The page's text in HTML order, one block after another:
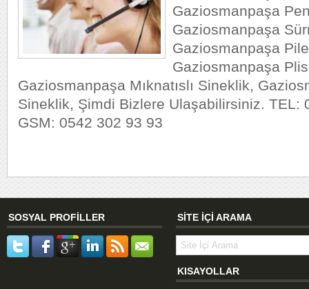
Gaziosmanpaşa
Gaziosmanpaşa
Gaziosmanpaşa
Gaziosmanpaşa
Gaziosmanpaşa Mıknatıslı Sineklik,
Sineklik, Şimdi Bizlere Ulaşabilirsiniz. TEL:
GSM: 0542 302 93 93
SOSYAL PROFİLLER SİTE İÇİ ARAMA
KISAYOLLAR